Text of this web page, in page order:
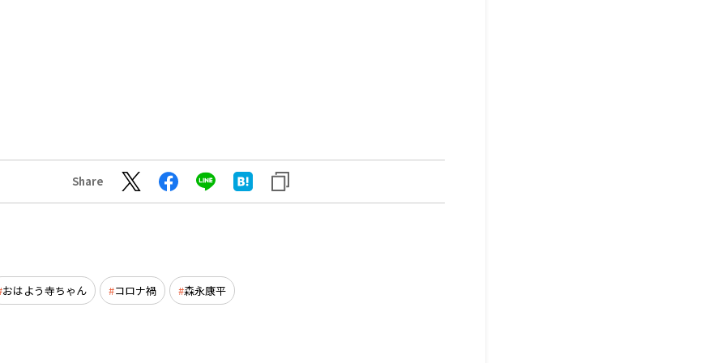
Share
おはよう寺ちゃん コロナ禍 森永康平